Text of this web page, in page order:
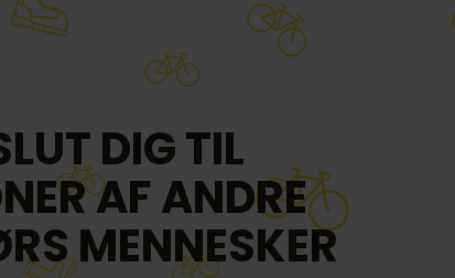
DIG TIL
AF ANDRE
MENNESKER